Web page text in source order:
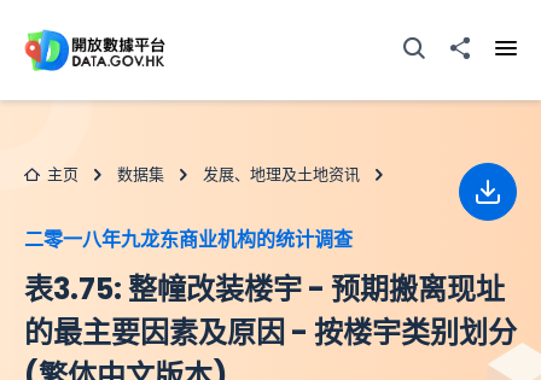
打开搜寻器分享至
主页 数据集 发展、地理及土地资讯
二零一八年九龙东商业机构的统计调查
表3.75: 整幢改装楼宇 - 预期搬离现址
的最主要因素及原因 - 按楼宇类别划分
下载